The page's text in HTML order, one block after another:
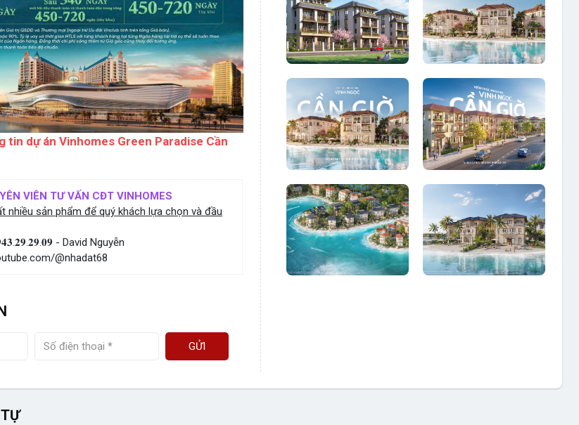
tin dự án Vinhomes Green Paradise Cần
VIÊN TƯ VẤN CĐT VINHOMES
nhiều sản phẩm để quý khách lựa chọn và đầu
- David Nguyễn
@nhadat68
GỬI